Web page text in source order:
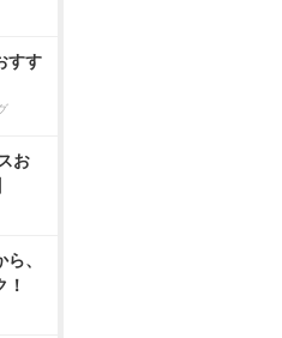
すす
お
、
！